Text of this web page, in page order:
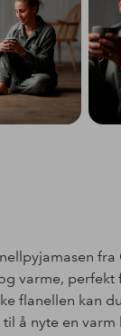
varme, perfekt
flanellen kan
å nyte en